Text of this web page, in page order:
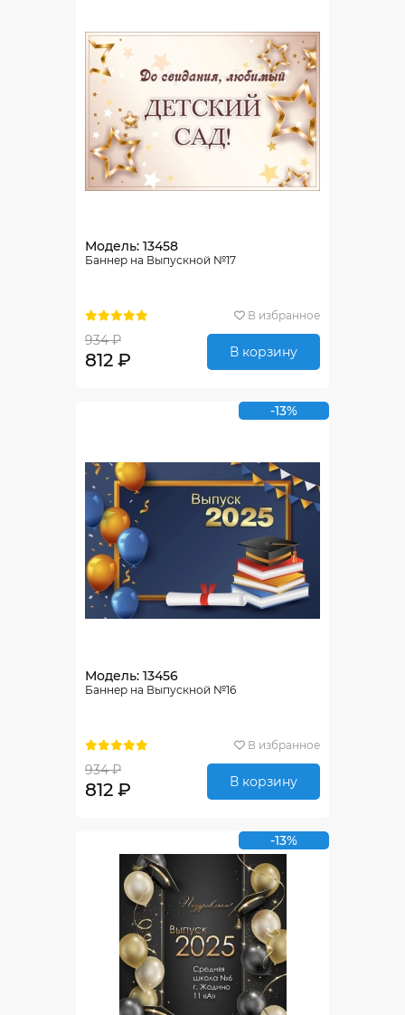
Модель: 13458
Баннер на Выпускной №17
В избранное
934 ₽
812 ₽ В корзину
-13%
Модель: 13456
Баннер на Выпускной №16
В избранное
934 ₽
812 ₽ В корзину
-13%